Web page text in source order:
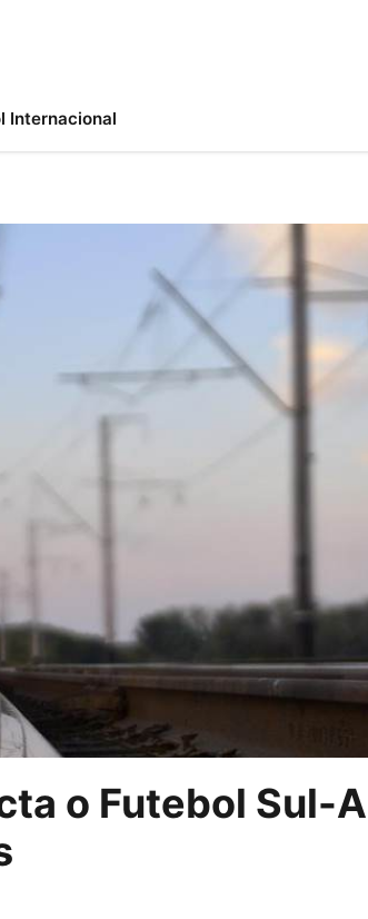
Internacional
o Futebol Sul-